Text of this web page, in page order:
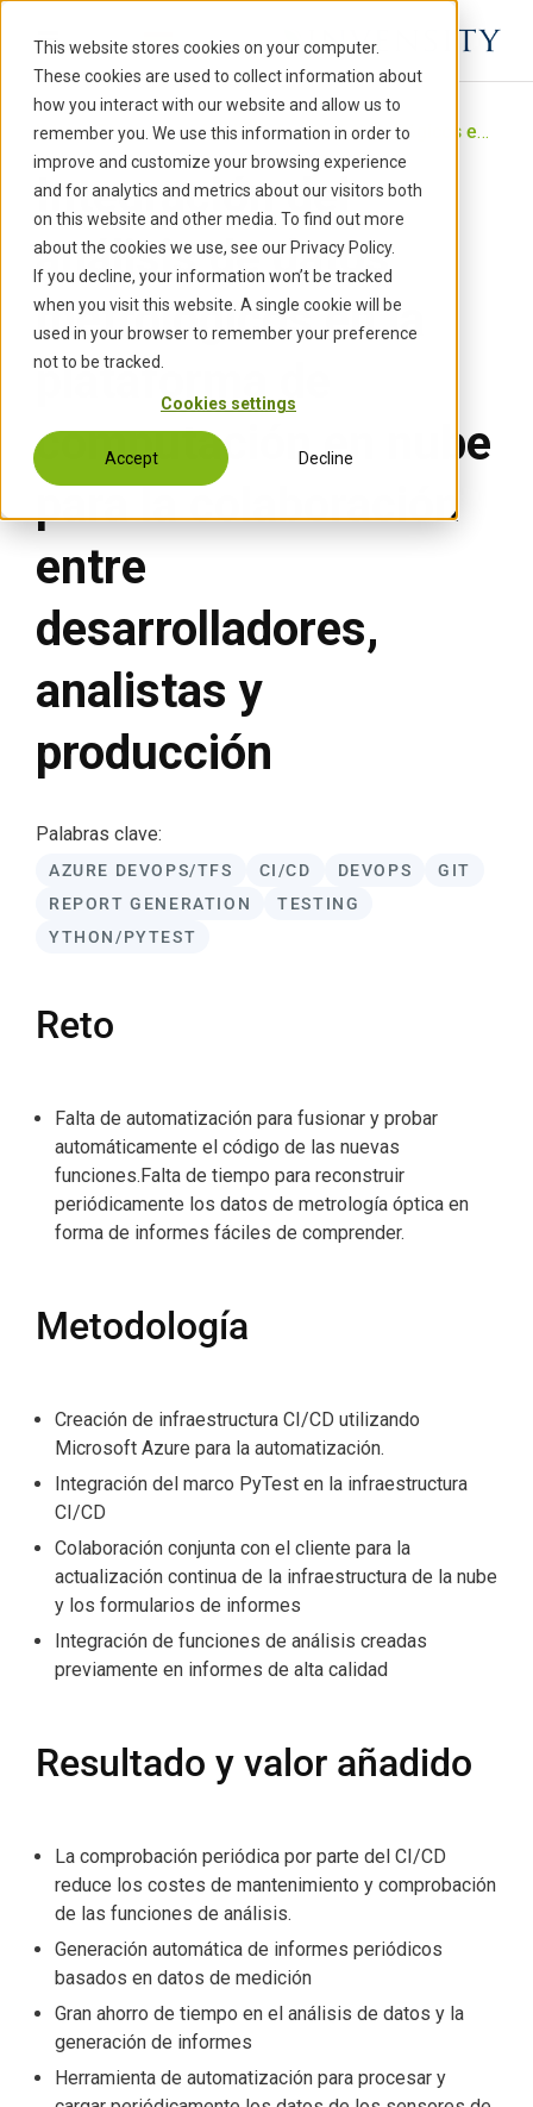
This website stores cookies on your computer.
These cookies are used to collect information about
how you interact with our website and allow us to
remember you. We use this information in order to
improve and customize your browsing experience
and for analytics and metrics about our visitors both
on this website and other media. To find out more
about the cookies we use, see our Privacy Policy.
If you decline, your information won’t be tracked
when you visit this website. A single cookie will be
used in your browser to remember your preference
not to be tracked.
Cookies settings
Accept Decline
Inicio›Proyectos›Análisis de datos metrológicos en la nube para la colaboración
Integración del
análisis de datos
metrológicos en la
plataforma de
computación en nube
para la colaboración
entre
desarrolladores,
analistas y
producción
Palabras clave:
AZURE DEVOPS/TFS CI/CD DEVOPS
GIT
REPORT GENERATION
TESTING
YTHON/PYTEST
Reto
Falta de automatización para fusionar y probar
automáticamente el código de las nuevas
funciones.Falta de tiempo para reconstruir
periódicamente los datos de metrología óptica en
forma de informes fáciles de comprender.
Metodología
Creación de infraestructura CI/CD utilizando
Microsoft Azure para la automatización.
Integración del marco PyTest en la infraestructura
CI/CD
Colaboración conjunta con el cliente para la
actualización continua de la infraestructura de la nube
y los formularios de informes
Integración de funciones de análisis creadas
previamente en informes de alta calidad
Resultado y valor añadido
La comprobación periódica por parte del CI/CD
reduce los costes de mantenimiento y comprobación
de las funciones de análisis.
Generación automática de informes periódicos
basados en datos de medición
Gran ahorro de tiempo en el análisis de datos y la
generación de informes
Herramienta de automatización para procesar y